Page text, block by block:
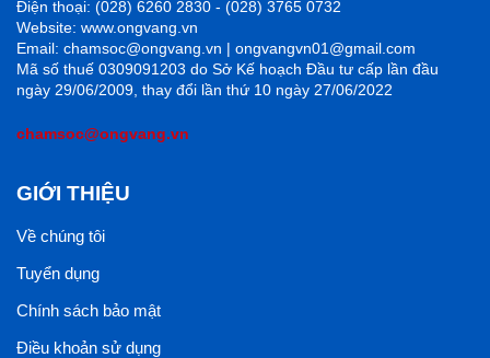
Điện thoại: (028) 6260 2830 - (028) 3765 0732
Website: www.ongvang.vn
Email: chamsoc@ongvang.vn | ongvangvn01@gmail.com
Mã số thuế 0309091203 do Sở Kế hoạch Đầu tư cấp lần đầu
ngày 29/06/2009, thay đổi lần thứ 10 ngày 27/06/2022
chamsoc@ongvang.vn
GIỚI THIỆU
Về chúng tôi
Tuyển dụng
Chính sách bảo mật
Điều khoản sử dụng